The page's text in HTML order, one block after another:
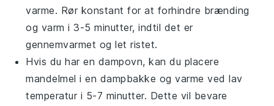
varme. Rør konstant for at forhindre brænding
og varm i 3-5 minutter, indtil det er
gennemvarmet og let ristet.
Hvis du har en dampovn, kan du placere
mandelmel i en dampbakke og varme ved lav
temperatur i 5-7 minutter. Dette vil bevare